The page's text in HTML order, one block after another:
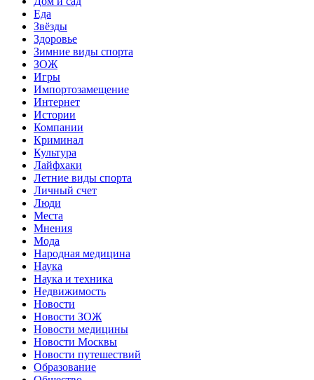
Еда
Звёзды
Здоровье
Зимние виды спорта
ЗОЖ
Игры
Импортозамещение
Интернет
Истории
Компании
Криминал
Культура
Лайфхаки
Летние виды спорта
Личный счет
Люди
Места
Мнения
Мода
Народная медицина
Наука
Наука и техника
Недвижимость
Новости
Новости ЗОЖ
Новости медицины
Новости Москвы
Новости путешествий
Образование